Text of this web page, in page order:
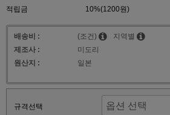
적립금 10%(1200원)
배송비 : (조건)
지역별
제조사 :
미도리
원산지 :
일본
규격선택